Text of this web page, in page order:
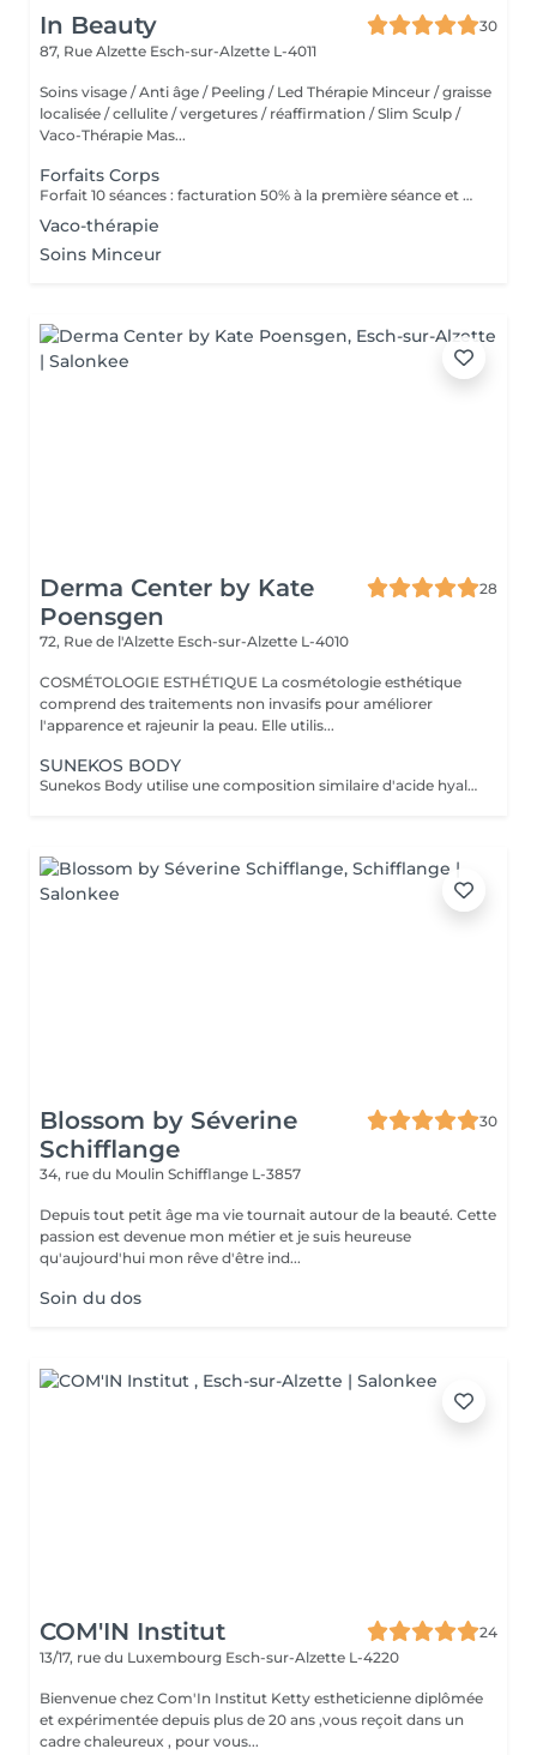
In Beauty
30
87, Rue Alzette Esch-sur-Alzette L-4011
Soins visage / Anti âge / Peeling / Led Thérapie Minceur / graisse
localisée / cellulite / vergetures / réaffirmation / Slim Sculp /
Vaco-Thérapie Mas...
Forfaits Corps
Forfait 10 séances : facturation 50% à la première séance et 50% à la cinquième séance
Vaco-thérapie
Soins Minceur
Derma Center by Kate
Poensgen
28
72, Rue de l'Alzette Esch-sur-Alzette L-4010
COSMÉTOLOGIE ESTHÉTIQUE La cosmétologie esthétique
comprend des traitements non invasifs pour améliorer
l'apparence et rajeunir la peau. Elle utilis...
SUNEKOS BODY
Sunekos Body utilise une composition similaire d'acide hyaluronique et d'acides aminés plus adaptée au corps, pour activer la production de collagène et d'élastine, raffermir la peau affaissée et crêpée et réduire l'apparence des vergetures. Sunekos est le premier du genre, aucun autre traitement au monde n'active la capacité du corps à créer son propre nouveau collagène et élastine. Sunekos Body peut être utilisé principalement sous les bras, autour des genoux, sur le ventre et sur les cuisses. Quel est le protocole de traitement pour Sunekos ? Sunekos est injecté dans le derme mi-profond de la zone de traitement à l'aide de micro-bolus ou d'injections linéaires rétrogrades. Un cours de trois à quatre traitements hebdomadaires est recommandé pour de meilleurs résultats, suivi d'un cours répété de traitements six mois plus tard. À quels résultats les clients peuvent-ils s'attendre ? Action anti-âge Amélioration de la texture et de l'élasticité de la peau Réduction des rides superficielles et des rides d'expression Hydratation profonde Améliore l'apparence des cicatrices (y compris l'acné) et des vergetures Favorise une peau éclatante et lisse Quelles conditions peuvent être traitées avec le traitement Sunekos ? Sunekos peut traiter diverses indications, notamment; perte de tonicité, vieillissement cutané et vieillissement cutané prématuré, sécheresse cutanée, élastose solaire, cicatrices d'acné, dommages causés par le soleil, cernes sous les yeux et rides et.
Blossom by Séverine
Schifflange
30
34, rue du Moulin Schifflange L-3857
Depuis tout petit âge ma vie tournait autour de la beauté. Cette
passion est devenue mon métier et je suis heureuse
qu'aujourd'hui mon rêve d'être ind...
Soin du dos
COM'IN Institut
24
13/17, rue du Luxembourg Esch-sur-Alzette L-4220
Bienvenue chez Com'In Institut Ketty estheticienne diplômée
et expérimentée depuis plus de 20 ans ,vous reçoit dans un
cadre chaleureux , pour vous...